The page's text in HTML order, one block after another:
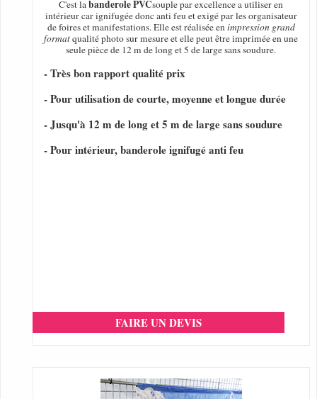
C'est labanderole PVCsouple par excellence a utiliser en
intérieur car ignifugée donc anti feu et exigé par les organisateur
de foires et manifestations. Elle est réalisée enimpression grand
formatqualité photo sur mesure et elle peut être imprimée en une
seule pièce de 12 m de long et 5 de large sans soudure.
- Très bon rapport qualité prix
- Pour utilisation de courte, moyenne et longue durée
- Jusqu'à 12 m de long et 5 m de large sans soudure
- Pour intérieur, banderole ignifugé anti feu
FAIRE UN DEVIS